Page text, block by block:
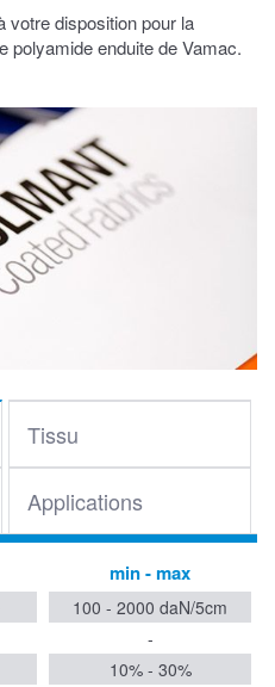
votre disposition pour la
polyamide enduite de Vamac.
Tissu
Applications
min - max
100 - 2000 daN/5cm
-
10% - 30%